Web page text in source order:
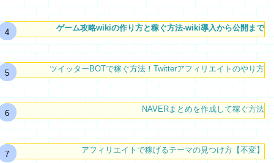
ゲーム攻略wikiの作り方と稼ぐ方法-wiki導入から公開まで
ツイッターBOTで稼ぐ方法！Twitterアフィリエイトのやり方
NAVERまとめを作成して稼ぐ方法
アフィリエイトで稼げるテーマの見つけ方【不変】